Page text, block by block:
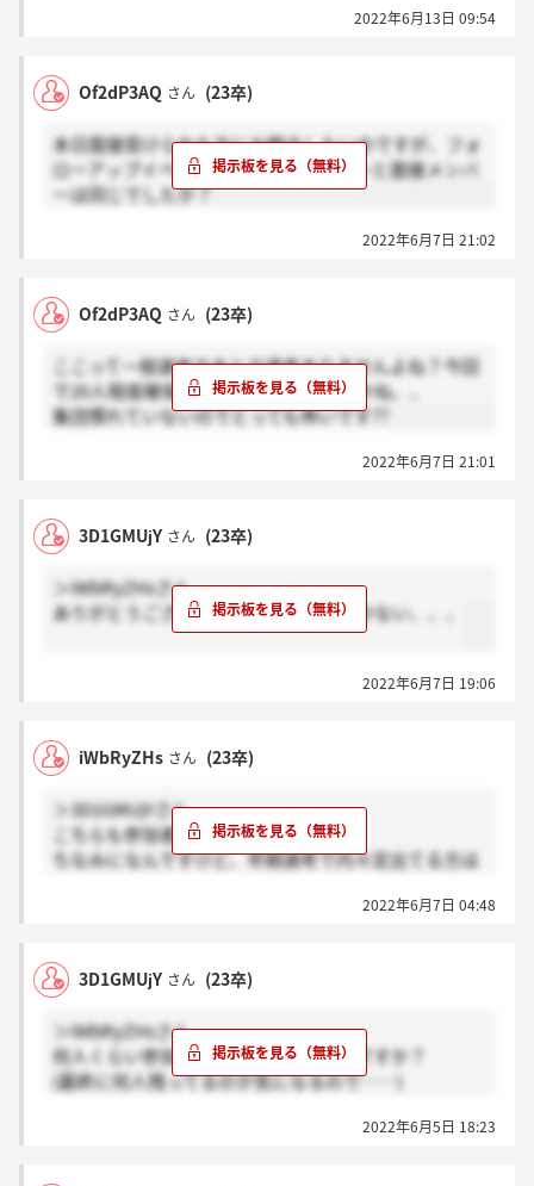
2022年6月13日 09:54
Of2dP3AQ さん (23卒)
本日面接受けられた方にお聞きしたいのですが、フォ
ローアップイベントのグループメンバーと面接メンバ
ーは同じでしたか？
2022年6月7日 21:02
Of2dP3AQ さん (23卒)
ここって一般選考のあとの選考ありませんよね？今回
で20人程度確保する予定なんでしょうかね、、
集団慣れていないのでとっても怖いです??
2022年6月7日 21:01
3D1GMUjY さん (23卒)
＞iWbRyZHsさん
ありがとうございます！！早期意外と少ない、、、
2022年6月7日 19:06
iWbRyZHs さん (23卒)
＞3D1GMUjYさん
こちらも参加者12、3人くらいでした！
ちなみになんですけど、早期選考で内々定出てる方は
2022年6月7日 04:48
3D1GMUjY さん (23卒)
＞iWbRyZHsさん
何人くらい参加者いたか聞いてもいいですか？
(最終に何人残ってるのか気になるので……)
2022年6月5日 18:23